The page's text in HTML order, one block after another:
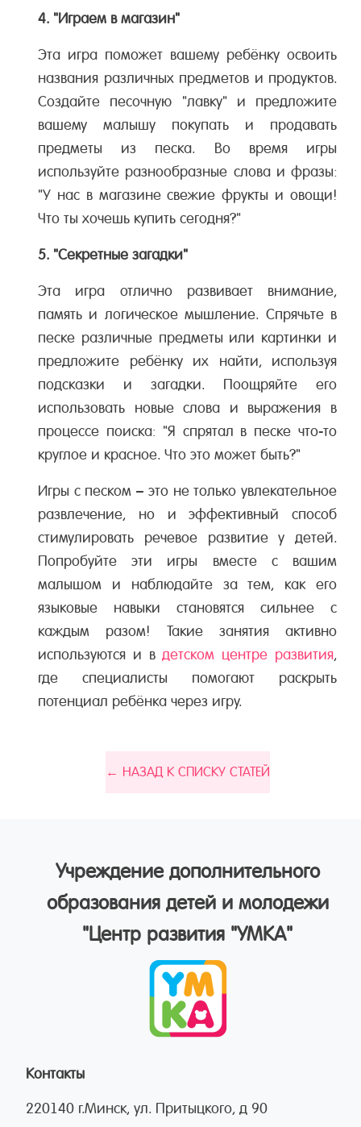
4. "Играем в магазин"
Эта игра поможет вашему ребёнку освоить
названия различных предметов и продуктов.
Создайте песочную "лавку" и предложите
вашему малышу покупать и продавать
предметы из песка. Во время игры
используйте разнообразные слова и фразы:
"У нас в магазине свежие фрукты и овощи!
Что ты хочешь купить сегодня?"
5. "Секретные загадки"
Эта игра отлично развивает внимание,
память и логическое мышление. Спрячьте в
песке различные предметы или картинки и
предложите ребёнку их найти, используя
подсказки и загадки. Поощряйте его
использовать новые слова и выражения в
процессе поиска: "Я спрятал в песке что-то
круглое и красное. Что это может быть?"
Игры с песком – это не только увлекательное
развлечение, но и эффективный способ
стимулировать речевое развитие у детей.
Попробуйте эти игры вместе с вашим
малышом и наблюдайте за тем, как его
языковые навыки становятся сильнее с
каждым разом! Такие занятия активно
используются и вдетском центре развития,
где специалисты помогают раскрыть
потенциал ребёнка через игру.
← НАЗАД К СПИСКУ СТАТЕЙ
Учреждение дополнительного
образования детей и молодежи
"Центр развития "УМКА"
Контакты
220140 г.Минск, ул. Притыцкого, д 90